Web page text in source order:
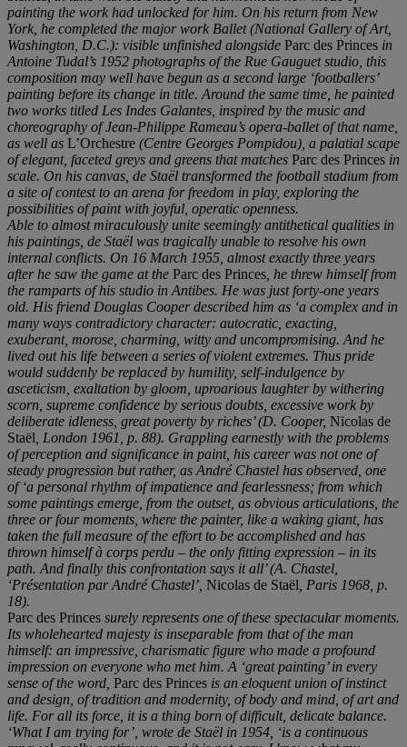
painting the work had unlocked for him. On his return from New
York, he completed the major work Ballet (National Gallery of Art,
Washington, D.C.): visible unfinished alongside Parc des Princes in
Antoine Tudal’s 1952 photographs of the Rue Gauguet studio, this
composition may well have begun as a second large ‘footballers’
painting before its change in title. Around the same time, he painted
two works titled Les Indes Galantes, inspired by the music and
choreography of Jean-Philippe Rameau’s opera-ballet of that name,
as well as L’Orchestre (Centre Georges Pompidou), a palatial scape
of elegant, faceted greys and greens that matches Parc des Princes in
scale. On his canvas, de Staël transformed the football stadium from
a site of contest to an arena for freedom in play, exploring the
possibilities of paint with joyful, operatic openness.
Able to almost miraculously unite seemingly antithetical qualities in
his paintings , de Staël was tragically unable to resolve his own
internal conflicts. On 16 March 1955, almost exactly three years
after he saw the game at the Parc des Princes , he threw himself from
the ramparts of his studio in Antibes. He was just forty-one years
old. His friend Douglas Cooper described him as ‘a complex and in
many ways contradictory character: autocratic, exacting,
exuberant, morose, charming, witty and uncompromising. And he
lived out his life between a series of violent extremes. Thus pride
would suddenly be replaced by humility, self-indulgence by
asceticism, exaltation by gloom, uproarious laughter by withering
scorn, supreme confidence by serious doubts, excessive work by
deliberate idleness, great poverty by riches’(D. Cooper, Nicolas de
Staël , London 1961, p. 88). Grappling earnestly with the problems
of perception and significance in paint, his career was not one of
steady progression but rather, as AndréChastel has observed, one
of‘a personal rhythm of impatience and fearlessness; from which
some paintings emerge, from the outset, as obvious articulations, the
three or four moments, where the painter, like a waking giant, has
taken the full measure of the effort to be accomplished and has
thrown himselfà corps perdu – the only fitting expression – in its
path. And finally this confrontation says it all’(A. Chastel,
‘Présentation par AndréChastel’ Nicolas de Staël , Paris 1968, p.
18).
Parc des Princes surely represents one of these spectacular moments.
Its wholehearted majesty is inseparable from that of the man
himself: an impressive, charismatic figure who made a profound
impression on everyone who met him. A ‘great painting’in every
sense of the word, Parc des Princes is an eloquent union of instinct
and design, of tradition and modernity, of body and mind, of art and
life. For all its force, it is a thing born of difficult, delicate balance.
‘What I am trying for’, wrote de Staël in 1954, ‘is a continuous